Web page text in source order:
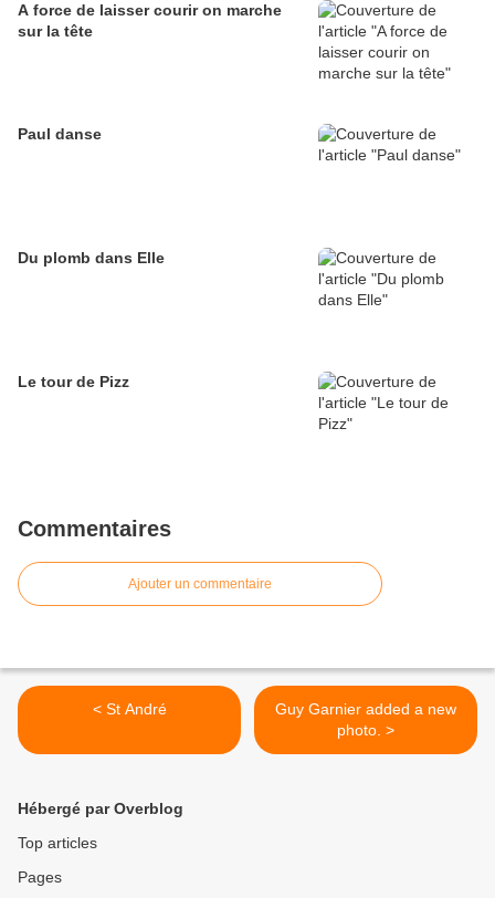
A force de laisser courir on marche
sur la tête
Paul danse
Du plomb dans Elle
Le tour de Pizz
Commentaires
Ajouter un commentaire
< St André
Guy Garnier added a new
photo. >
Hébergé par Overblog
Top articles
Pages